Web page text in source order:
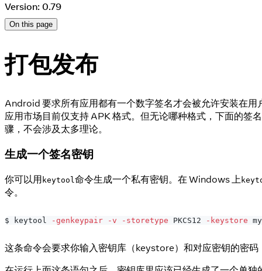
Version: 0.79
On this page
打包发布
Android 要求所有应用都有一个数字签名才会被允许安装在
应用市场目前仅支持 APK 格式。但无论哪种格式，下面的签
骤，不会涉及太多理论。
生成一个签名密钥
你可以用 keytool 命令生成一个私有密钥。在 Windows 上
令。
$ keytool -genkeypair -v -storetype PKCS12 -keystore
这条命令会要求你输入密钥库（keystore）和对应密钥的密